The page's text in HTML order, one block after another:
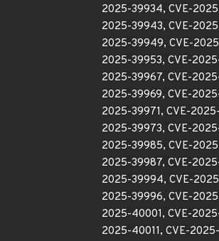
2025-39934, CVE-
2025-39943, CVE-
2025-39949, CVE-
2025-39953, CVE-
2025-39967, CVE-
2025-39969, CVE-
2025-39971, CVE-
2025-39973, CVE-
2025-39985, CVE-
2025-39987, CVE-
2025-39994, CVE-
2025-39996, CVE-
2025-40001, CVE-
2025-40011, CVE-